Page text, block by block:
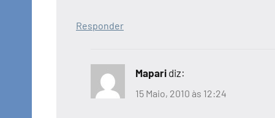
Responder
Mapari diz:
15 Maio, 2010 às 12:24